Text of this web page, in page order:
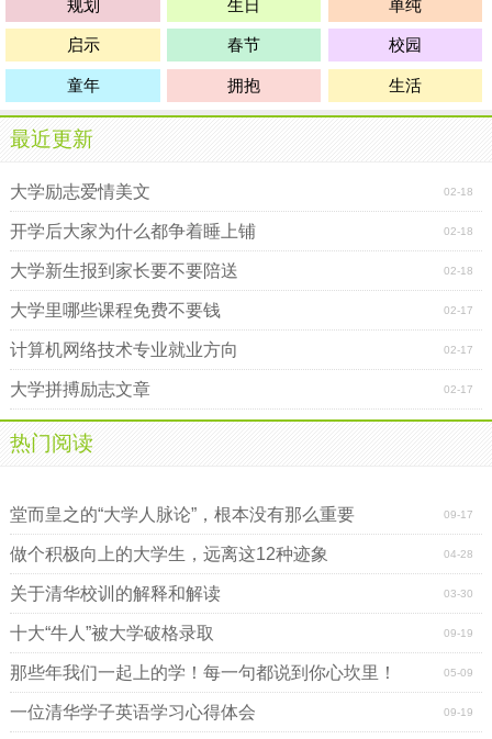
规划 生日 单纯
启示 春节 校园
童年 拥抱 生活
最近更新
02-18
大学励志爱情美文
02-18
开学后大家为什么都争着睡上铺
02-18
大学新生报到家长要不要陪送
02-17
大学里哪些课程免费不要钱
02-17
计算机网络技术专业就业方向
02-17
大学拼搏励志文章
热门阅读
09-17
堂而皇之的“大学人脉论”，根本没有那么重要
04-28
做个积极向上的大学生，远离这12种迹象
03-30
关于清华校训的解释和解读
09-19
十大“牛人”被大学破格录取
05-09
那些年我们一起上的学！每一句都说到你心坎里！
09-19
一位清华学子英语学习心得体会